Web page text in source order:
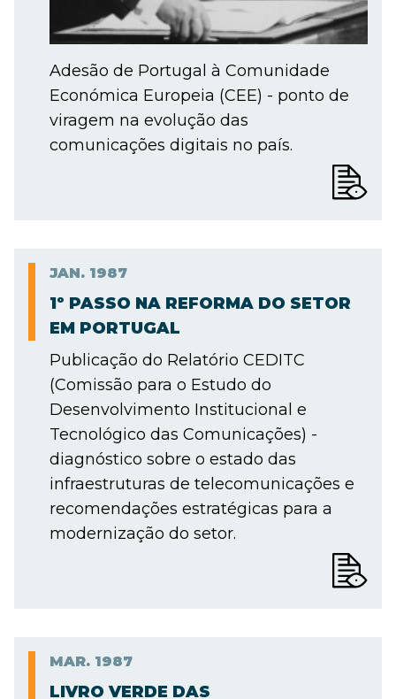
Adesão de Portugal à Comunidade
Económica Europeia (CEE) - ponto de
viragem na evolução das
comunicações digitais no país.
JAN. 1987
1º PASSO NA REFORMA DO SETOR
EM PORTUGAL
Publicação do Relatório CEDITC
(Comissão para o Estudo do
Desenvolvimento Institucional e
Tecnológico das Comunicações) -
diagnóstico sobre o estado das
infraestruturas de telecomunicações e
recomendações estratégicas para a
modernização do setor.
MAR. 1987
LIVRO VERDE DAS